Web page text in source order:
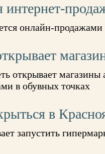
интернет-
онлайн-продажами
открывает магазины
в обувных точках
в
запустить